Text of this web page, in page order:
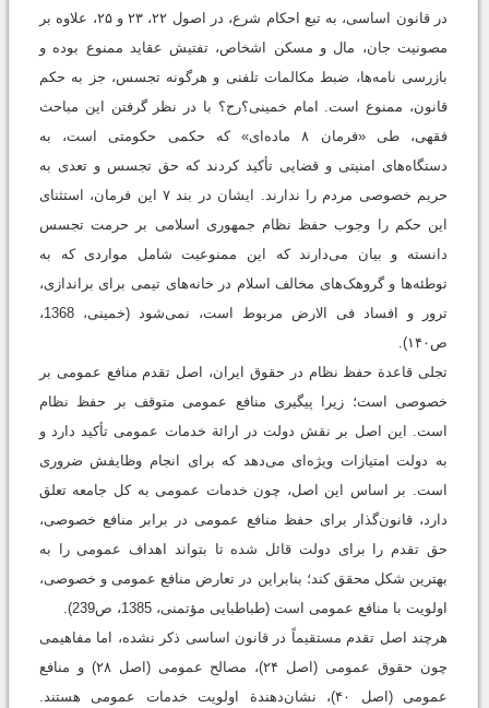
در قانون اساسی، به‌ تبع احکام شرع، در اصول ۲۲، ۲۳ و ۲۵، علاوه بر
مصونیت جان، مال و مسکن اشخاص، تفتیش عقاید ممنوع بوده و
بازرسی نامه‌ها، ضبط مکالمات تلفنی و هرگونه تجسس، جز به حکم
قانون، ممنوع است. امام خمینی؟رح؟ با در نظر گرفتن این مباحث
فقهی، طی «فرمان ۸ ماده‌ای» که حکمی حکومتی است، به
دستگاه‌های امنیتی و قضایی تأکید کردند که حق تجسس و تعدی به
حریم خصوصی مردم را ندارند. ایشان در بند ۷ این فرمان، استثنای
این حکم را وجوب حفظ نظام جمهوری اسلامی بر حرمت تجسس
دانسته و بیان می‌دارند که این ممنوعیت شامل مواردی که به
توطئه‌ها و گروهک‌های مخالف اسلام در خانه‌های تیمی برای براندازی،
ترور و افساد فی الارض مربوط است، نمی‌شود (‌خمینی، 1368،
ص۱۴۰).
تجلی قاعدة حفظ نظام در حقوق ایران، اصل تقدم منافع عمومی بر
خصوصی است؛ زیرا پیگیری منافع عمومی متوقف بر حفظ نظام
است. این اصل بر نقش دولت در ارائة خدمات عمومی تأکید دارد و
به دولت امتیازات ویژه‌ای می‌دهد که برای انجام وظایفش ضروری
است. بر اساس این اصل، چون خدمات عمومی به کل جامعه تعلق
دارد، قانون‌گذار برای حفظ منافع عمومی در برابر منافع خصوصی،
حق تقدم را برای دولت قائل شده تا بتواند اهداف عمومی را به
بهترین شکل محقق کند؛ بنابراین در تعارض منافع عمومی و خصوصی،
اولویت با منافع عمومی است (طباطبایی مؤتمنی، 1385، ص239).
هرچند اصل تقدم مستقیماً در قانون اساسی ذکر نشده، اما مفاهیمی
چون حقوق عمومی (اصل ۲۴)، مصالح عمومی (اصل ۲۸) و منافع
عمومی (اصل ۴۰)، نشان‌دهندة اولویت خدمات عمومی هستند.